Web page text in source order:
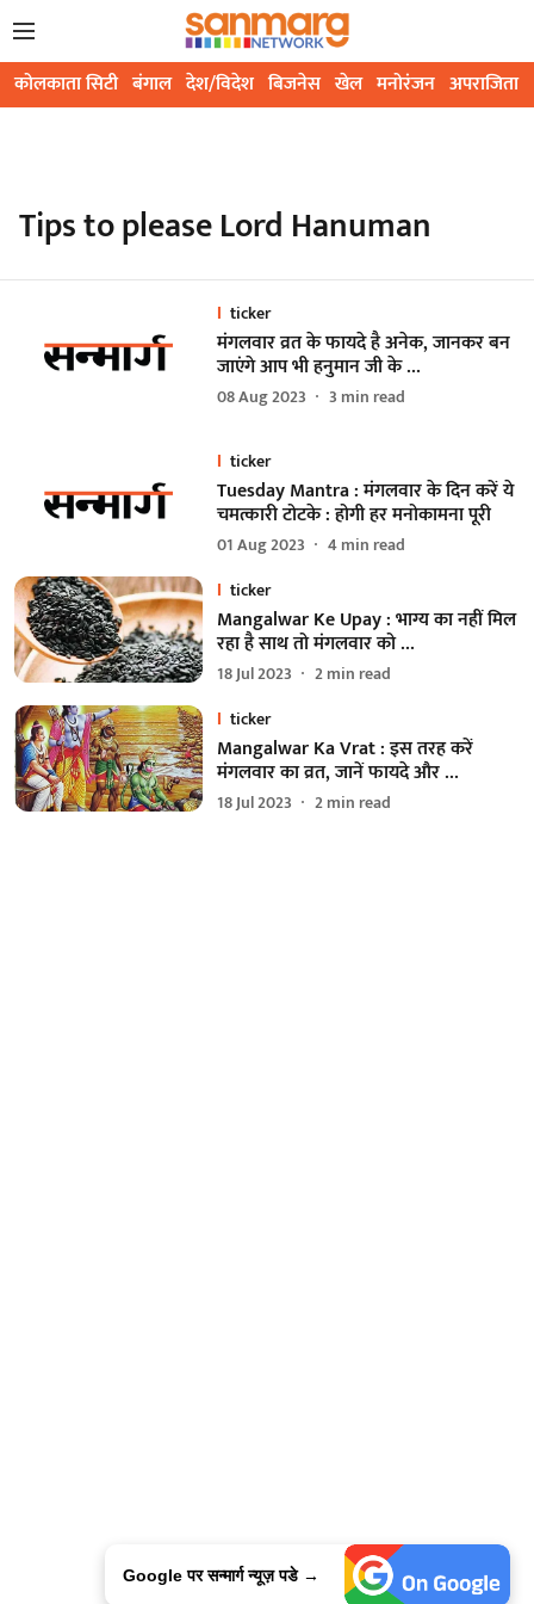
कोलकाता सिटी बंगाल देश/विदेश बिजनेस खेल मनोरंजन अपराजिता
Tips to please Lord Hanuman
ticker
मंगलवार व्रत के फायदे है अनेक, जानकर बन
जाएंगे आप भी हनुमान जी के …
08 Aug 2023 3 min read
ticker
Tuesday Mantra : मंगलवार के दिन करें ये
चमत्कारी टोटके : होगी हर मनोकामना पूरी
01 Aug 2023 4min read
ticker
Mangalwar Ke Upay : भाग्य का नहीं मिल
रहा है साथ तो मंगलवार को …
18 Jul 2023 2min read
ticker
Mangalwar Ka Vrat : इस तरह करें
मंगलवार का व्रत, जानें फायदे और …
18 Jul 2023 2min read
Google पर सन्मार्ग न्यूज़ पडे →